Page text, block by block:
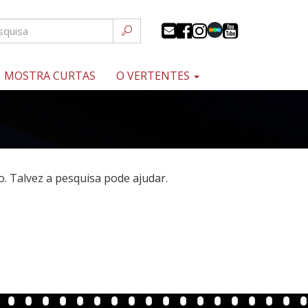
MOSTRA CURTAS O VERTENTES
Talvez a pesquisa pode ajudar.